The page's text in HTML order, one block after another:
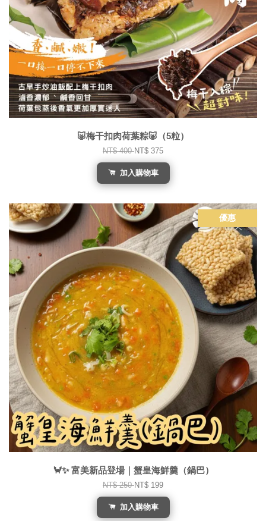
🐷梅干扣肉荷葉粽🐷（5粒）
NT$ 400NT$ 375
加入購物車
優惠
🦀✨ 富美新品登場｜蟹皇海鮮羹（鍋巴）
NT$ 250NT$ 199
加入購物車